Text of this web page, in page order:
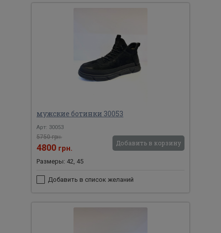
мужские ботинки 30053
Арт: 30053
5750 грн.
4800 грн.
Добавить в корзину
Размеры: 42, 45
Добавить в список желаний